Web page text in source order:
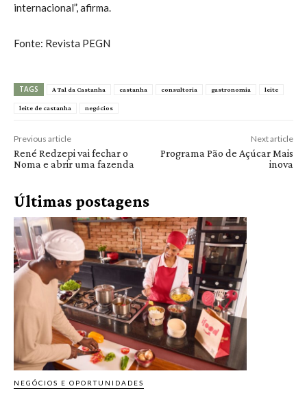
internacional”, afirma.
Fonte: Revista PEGN
TAGS A Tal da Castanha castanha consultoria gastronomia leite
leite de castanha negócios
Previous article
René Redzepi vai fechar o
Noma e abrir uma fazenda
Next article
Programa Pão de Açúcar Mais
inova
Últimas postagens
NEGÓCIOS E OPORTUNIDADES